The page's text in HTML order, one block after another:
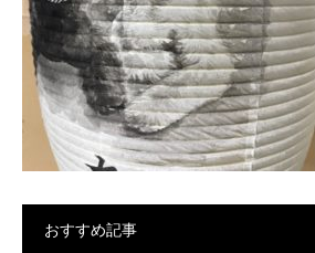
おすすめ記事